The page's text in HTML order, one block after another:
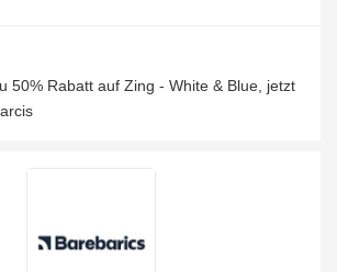
50% Rabatt auf Zing - White & Blue, jetzt